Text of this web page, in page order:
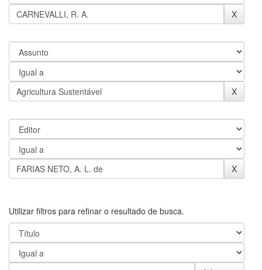
Utilizar filtros para refinar o resultado de busca.